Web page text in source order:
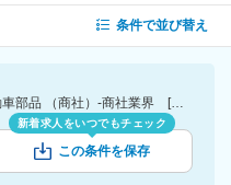
条件で並び替え
[職種]事務・アシスタント [業種]自動車部品 （商社）-商社業界 [詳細条件](休日・働き方)残業20時間未満
新着求人をいつでもチェック
この条件を保存